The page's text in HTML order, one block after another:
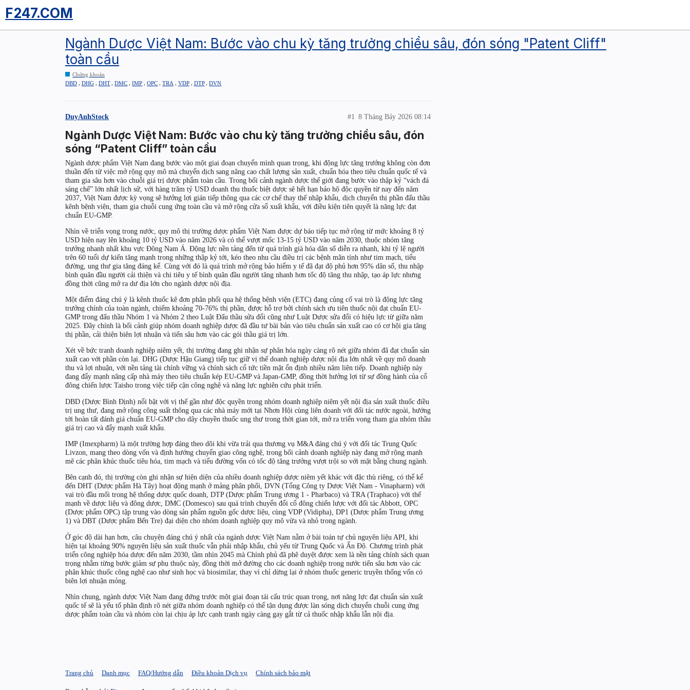
F247.COM
Ngành Dược Việt Nam: Bước vào chu kỳ tăng trưởng chiều sâu, đón sóng "Patent Cliff"
toàn cầu
Chứng khoán
DBD
DHG DHT ,DMC ,IMP ,OPC TRA VDP DTP ,DVN
DuyAnhStock 8 Tháng Bảy 2026 08:14
#1
Ngành Dược Việt Nam: Bước vào chu kỳ tăng trưởng chiều sâu, đón
sóng “Patent Cliff” toàn cầu
Ngành dược phẩm Việt Nam đang bước vào một giai đoạn chuyển mình quan trọng, khi động lực tăng trưởng không còn đơn
thuần đến từ việc mở rộng quy mô mà chuyển dịch sang nâng cao chất lượng sản xuất, chuẩn hóa theo tiêu chuẩn quốc tế và
tham gia sâu hơn vào chuỗi giá trị dược phẩm toàn cầu. Trong bối cảnh ngành dược thế giới đang bước vào thập kỷ “vách đá
sáng chế” lớn nhất lịch sử, với hàng trăm tỷ USD doanh thu thuốc biệt dược sẽ hết hạn bảo hộ độc quyền từ nay đến năm
2037, Việt Nam được kỳ vọng sẽ hưởng lợi gián tiếp thông qua các cơ chế thay thế nhập khẩu, dịch chuyển thị phần đấu thầu
kênh bệnh viện, tham gia chuỗi cung ứng toàn cầu và mở rộng cửa sổ xuất khẩu, với điều kiện tiên quyết là năng lực đạt
chuẩn EU-GMP.
Nhìn về triển vọng trong nước, quy mô thị trường dược phẩm Việt Nam được dự báo tiếp tục mở rộng từ mức khoảng 8 tỷ
USD hiện nay lên khoảng 10 tỷ USD vào năm 2026 và có thể vượt mốc 13-15 tỷ USD vào năm 2030, thuộc nhóm tăng
trưởng nhanh nhất khu vực Đông Nam Á. Động lực nền tảng đến từ quá trình già hóa dân số diễn ra nhanh, khi tỷ lệ người
trên 60 tuổi dự kiến tăng mạnh trong những thập kỷ tới, kéo theo nhu cầu điều trị các bệnh mãn tính như tim mạch, tiểu
đường, ung thư gia tăng đáng kể. Cùng với đó là quá trình mở rộng bảo hiểm y tế đã đạt độ phủ hơn 95% dân số, thu nhập
bình quân đầu người cải thiện và chi tiêu y tế bình quân đầu người tăng nhanh hơn tốc độ tăng thu nhập, tạo áp lực nhưng
đồng thời cũng mở ra dư địa lớn cho ngành dược nội địa.
Một điểm đáng chú ý là kênh thuốc kê đơn phân phối qua hệ thống bệnh viện (ETC) đang củng cố vai trò là động lực tăng
trưởng chính của toàn ngành, chiếm khoảng 70-76% thị phần, được hỗ trợ bởi chính sách ưu tiên thuốc nội đạt chuẩn EU-
GMP trong đấu thầu Nhóm 1 và Nhóm 2 theo Luật Đấu thầu sửa đổi cũng như Luật Dược sửa đổi có hiệu lực từ giữa năm
2025. Đây chính là bối cảnh giúp nhóm doanh nghiệp dược đã đầu tư bài bản vào tiêu chuẩn sản xuất cao có cơ hội gia tăng
thị phần, cải thiện biên lợi nhuận và tiến sâu hơn vào các gói thầu giá trị lớn.
Xét về bức tranh doanh nghiệp niêm yết, thị trường đang ghi nhận sự phân hóa ngày càng rõ nét giữa nhóm đã đạt chuẩn sản
xuất cao với phần còn lại. DHG (Dược Hậu Giang) tiếp tục giữ vị thế doanh nghiệp dược nội địa lớn nhất về quy mô doanh
thu và lợi nhuận, với nền tảng tài chính vững và chính sách cổ tức tiền mặt ổn định nhiều năm liên tiếp. Doanh nghiệp này
đang đẩy mạnh nâng cấp nhà máy theo tiêu chuẩn kép EU-GMP và Japan-GMP, đồng thời hưởng lợi từ sự đồng hành của cổ
đông chiến lược Taisho trong việc tiếp cận công nghệ và năng lực nghiên cứu phát triển.
DBD (Dược Bình Định) nổi bật với vị thế gần như độc quyền trong nhóm doanh nghiệp niêm yết nội địa sản xuất thuốc điều
trị ung thư, đang mở rộng công suất thông qua các nhà máy mới tại Nhơn Hội cùng liên doanh với đối tác nước ngoài, hướng
tới hoàn tất đánh giá chuẩn EU-GMP cho dây chuyền thuốc ung thư trong thời gian tới, mở ra triển vọng tham gia nhóm thầu
giá trị cao và đẩy mạnh xuất khẩu.
IMP (Imexpharm) là một trường hợp đáng theo dõi khi vừa trải qua thương vụ M&A đáng chú ý với đối tác Trung Quốc
Livzon, mang theo dòng vốn và định hướng chuyển giao công nghệ, trong bối cảnh doanh nghiệp này đang mở rộng mạnh
mẽ các phân khúc thuốc tiêu hóa, tim mạch và tiểu đường vốn có tốc độ tăng trưởng vượt trội so với mặt bằng chung ngành.
Bên cạnh đó, thị trường còn ghi nhận sự hiện diện của nhiều doanh nghiệp dược niêm yết khác với đặc thù riêng, có thể kể
đến DHT (Dược phẩm Hà Tây) hoạt động mạnh ở mảng phân phối, DVN (Tổng Công ty Dược Việt Nam - Vinapharm) với
vai trò đầu mối trong hệ thống dược quốc doanh, DTP (Dược phẩm Trung ương 1 - Pharbaco) và TRA (Traphaco) với thế
mạnh về dược liệu và đông dược, DMC (Domesco) sau quá trình chuyển đổi cổ đông chiến lược với đối tác Abbott, OPC
(Dược phẩm OPC) tập trung vào dòng sản phẩm nguồn gốc dược liệu, cùng VDP (Vidipha), DP1 (Dược phẩm Trung ương
1) và DBT (Dược phẩm Bến Tre) đại diện cho nhóm doanh nghiệp quy mô vừa và nhỏ trong ngành.
Ở góc độ dài hạn hơn, câu chuyện đáng chú ý nhất của ngành dược Việt Nam nằm ở bài toán tự chủ nguyên liệu API, khi
hiện tại khoảng 90% nguyên liệu sản xuất thuốc vẫn phải nhập khẩu, chủ yếu từ Trung Quốc và Ấn Độ. Chương trình phát
triển công nghiệp hóa dược đến năm 2030, tầm nhìn 2045 mà Chính phủ đã phê duyệt được xem là nền tảng chính sách quan
trọng nhằm từng bước giảm sự phụ thuộc này, đồng thời mở đường cho các doanh nghiệp trong nước tiến sâu hơn vào các
phân khúc thuốc công nghệ cao như sinh học và biosimilar, thay vì chỉ dừng lại ở nhóm thuốc generic truyền thống vốn có
biên lợi nhuận mỏng.
Nhìn chung, ngành dược Việt Nam đang đứng trước một giai đoạn tái cấu trúc quan trọng, nơi năng lực đạt chuẩn sản xuất
quốc tế sẽ là yếu tố phân định rõ nét giữa nhóm doanh nghiệp có thể tận dụng được làn sóng dịch chuyển chuỗi cung ứng
dược phẩm toàn cầu và nhóm còn lại chịu áp lực cạnh tranh ngày càng gay gắt từ cả thuốc nhập khẩu lẫn nội địa.
Trang chủ Danh mục FAQ/Hướng dẫn Điều khoản Dịch vụ Chính sách bảo mật